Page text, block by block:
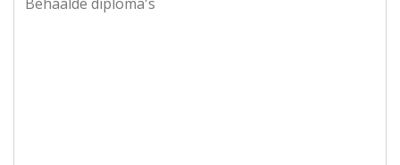
Behaalde diploma's